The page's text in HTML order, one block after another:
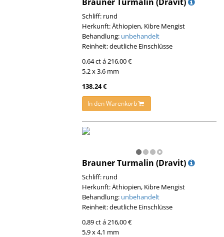
Schliff: rund
Herkunft: Äthiopien, Kibre Mengist
Behandlung: unbehandelt
Reinheit: deutliche Einschlüsse
0,64 ct á 216,00 €
5,2 x 3,6 mm
138,24 €
In den Warenkorb
Brauner Turmalin (Dravit)
Schliff: rund
Herkunft: Äthiopien, Kibre Mengist
Behandlung: unbehandelt
Reinheit: deutliche Einschlüsse
0,89 ct á 216,00 €
5,9 x 4,1 mm